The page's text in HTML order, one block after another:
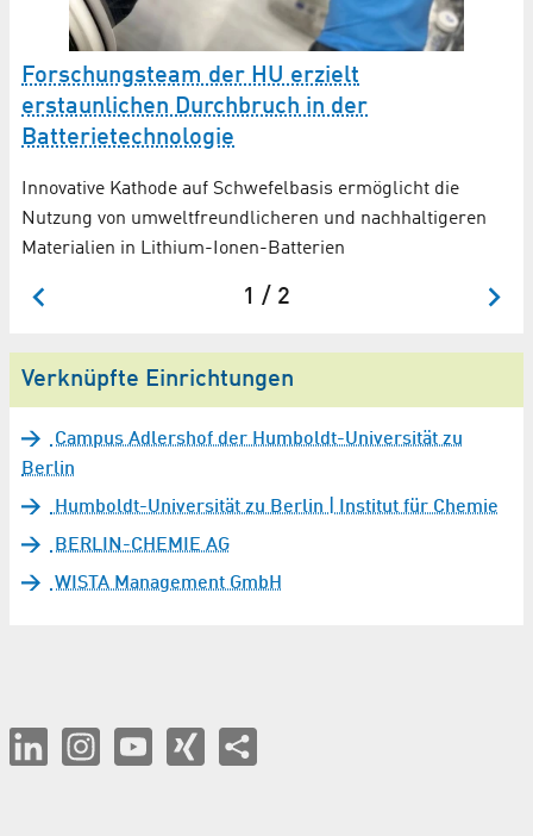
Forschungsteam der HU erzielt
erstaunlichen Durchbruch in der
Batterietechnologie
Innovative Kathode auf Schwefelbasis ermöglicht die
Nutzung von umweltfreundlicheren und nachhaltigeren
Materialien in Lithium-Ionen-Batterien
1 / 2
Verknüpfte Einrichtungen
Campus Adlershof der Humboldt-Universität zu
Berlin
Humboldt-Universität zu Berlin | Institut für Chemie
BERLIN-CHEMIE AG
WISTA Management GmbH